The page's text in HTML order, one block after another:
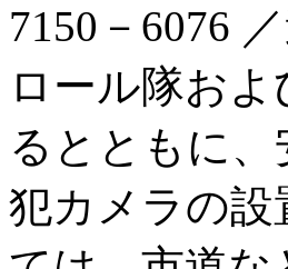
7150－6076
ロール隊お
るとともに
犯カメラの